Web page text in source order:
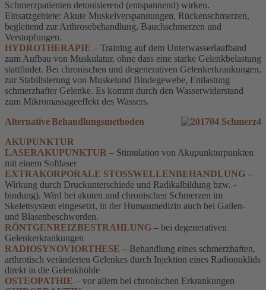
Schmerzpatienten detonisierend (entspannend) wirken.
Einsatzgebiete: Akute Muskelverspannungen, Rückenschmerzen,
begleitend zur Arthrosebehandlung, Bauchschmerzen und
Verstopfungen.
HYDROTHERAPIE – Training auf dem Unterwasserlaufband
zum Aufbau von Muskulatur, ohne dass eine starke Gelenkbelastung
stattfindet. Bei chronischen und degenerativen Gelenkerkrankungen,
zur Stabilisierung von Muskelund Bindegewebe, Entlastung
schmerzhafter Gelenke. Es kommt durch den Wasserwiderstand
zum Mikromassageeffekt des Wassers.
Alternative Behandlungsmethoden
AKUPUNKTUR
LASERAKUPUNKTUR – Stimulation von Akupunkturpunkten
mit einem Softlaser
EXTRAKORPORALE STOSSWELLENBEHANDLUNG –
Wirkung durch Druckunterschiede und Radikalbildung bzw. -
bindung). Wird bei akuten und chronischen Schmerzen im
Skelettsystem eingesetzt, in der Humanmedizin auch bei Gallen-
und Blasenbeschwerden.
RÖNTGENREIZBESTRAHLUNG – bei degenerativen
Gelenkerkrankungen
RADIOSYNOVIORTHESE – Behandlung eines schmerzhaften,
arthrotisch veränderten Gelenkes durch Injektion eines Radionuklids
direkt in die Gelenkhöhle
OSTEOPATHIE – vor allem bei chronischen Erkrankungen